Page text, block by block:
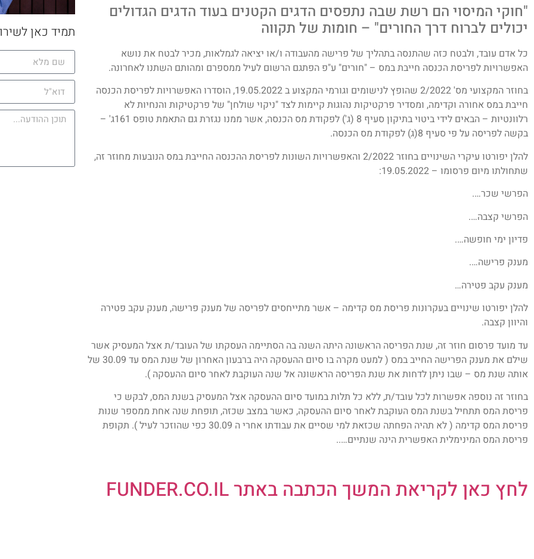
"חוקי המיסוי הם רשת שבה נתפסים הדגים הקטנים בעוד הדגים הגדולים
יכולים לברוח דרך החורים" – חומות של תקווה
כל אדם עובד, ולבטח כזה שהתנסה בתהליך של פרישה מהעבודה ו/או יציאה לגמלאות, מכיר לבטח את נושא
האפשרויות לפריסת הכנסה חייבת במס – "חורים" ע"פ הפתגם הרשום לעיל ממספרם ומהותם השתנו לאחרונה.
בחוזר המקצועי מס' 2/2022 שהופץ לנישומים וגורמי המקצוע ב 19.05.2022, הוסדרו האפשרויות לפריסת הכנסה
חייבת במס אחורה וקדימה, ומסדיר פרקטיקות נהוגות קיימות לצד "ניקוי שולחן" של פרקטיקות והנחיות לא
רלוונטיות – הבאים לידי ביטוי בתיקון סעיף 8 (ג') לפקודת מס הכנסה, אשר ממנו נגזרת גם התאמת טופס 161ג' –
בקשה לפריסה על פי סעיף 8(ג) לפקודת מס הכנסה.
להלן יפורטו עיקרי השינויים בחוזר 2/2022 והאפשרויות השונות לפריסת ההכנסה החייבת במס הנובעות מחוזר זה,
שתחולתו מיום פרסומו – 19.05.2022:
הפרשי שכר….
הפרשי קצבה….
פדיון ימי חופשה….
מענק פרישה….
מענק עקב פטירה…
להלן יפורטו שינויים בעקרונות פריסת מס קדימה – אשר מתייחסים לפריסה של מענק פרישה, מענק עקב פטירה
והיוון קצבה.
עד מועד פרסום חוזר זה, שנת הפריסה הראשונה היתה השנה בה הסתיימה העסקתו של העובד/ת אצל המעסיק אשר
שילם את מענק הפרישה החייב במס ( למעט מקרה בו סיום ההעסקה היה ברבעון האחרון של שנת המס עד 30.09 של
אותה שנת מס – שבו ניתן לדחות את שנת הפריסה הראשונה אל שנה העוקבת לאחר סיום ההעסקה ).
בחוזר זה נוספה אפשרות לכל עובד/ת, ללא כל תלות במועד סיום ההעסקה אצל המעסיק בשנת המס, לבקש כי
פריסת המס תתחיל בשנת המס העוקבת לאחר סיום ההעסקה, כאשר במצב שכזה, תופחת שנה אחת ממספר שנות
פריסת המס קדימה ( לא תהיה הפחתה שכזאת למי שסיים את עבודתו אחרי ה 30.09 כפי שהוזכר לעיל ). תקופת
פריסת המס המינימלית האפשרית הינה שנתיים…..
לחץ כאן לקריאת המשך הכתבה באתר FUNDER.CO.IL
תמיד כאן